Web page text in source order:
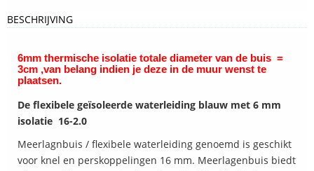
BESCHRIJVING
6mm thermische isolatie totale diameter van de buis =
3cm ,van belang indien je deze in de muur wenst te
plaatsen.
De flexibele geïsoleerde waterleiding blauw met 6 mm
isolatie 16-2.0
Meerlagnbuis / flexibele waterleiding genoemd is geschikt
voor knel en perskoppelingen 16 mm. Meerlagenbuis biedt